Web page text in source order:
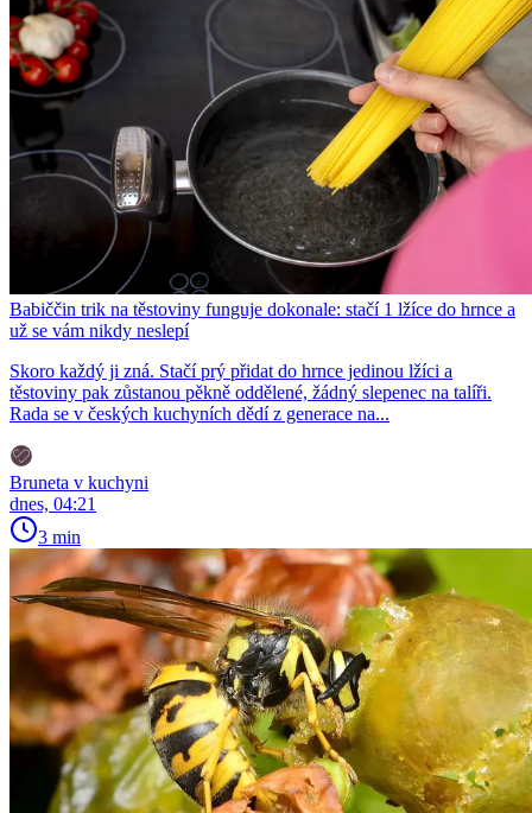
Babiččin trik na těstoviny funguje dokonale: stačí 1 lžíce do hrnce a
už se vám nikdy neslepí
Skoro každý ji zná. Stačí prý přidat do hrnce jedinou lžíci a
těstoviny pak zůstanou pěkně oddělené, žádný slepenec na talíři.
Rada se v českých kuchyních dědí z generace na...
Bruneta v kuchyni
dnes, 04:21
3 min